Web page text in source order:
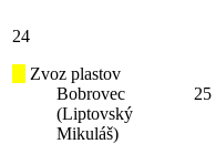
24
Zvoz plastov
Bobrovec
(Liptovský
Mikuláš)
25